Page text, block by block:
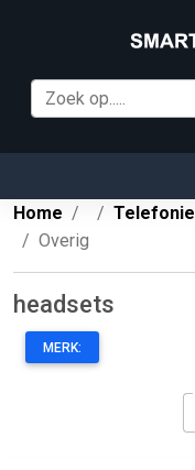
Home
Telefonie
Overig
headsets
MERK: